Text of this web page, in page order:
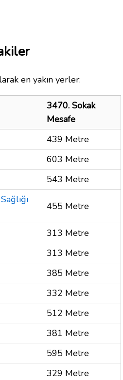
en yakın yerler:
3470. Sokak
Mesafe
439 Metre
603 Metre
543 Metre
455 Metre
313 Metre
313 Metre
385 Metre
332 Metre
512 Metre
381 Metre
595 Metre
329 Metre